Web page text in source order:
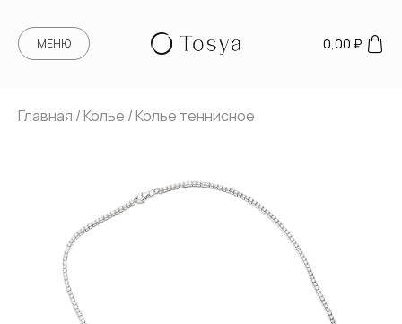
МЕНЮ 0,00 ₽
Главная /Колье / Колье теннисное